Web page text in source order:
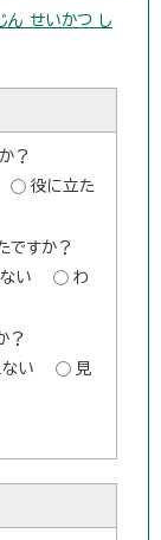
ん せいかつ し
？
役に立た
ですか？
い
わ
？
い
見